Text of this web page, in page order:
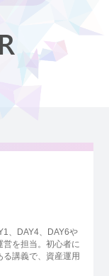
、DAY4、DAY6や
を担当。初心者に
る講義で、資産運用